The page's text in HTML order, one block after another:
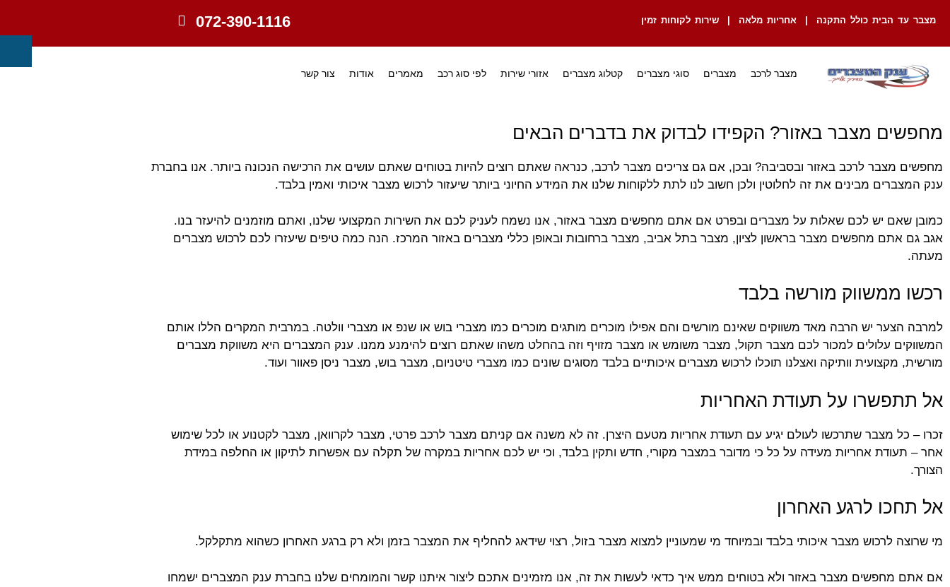
מצבר עד הבית כולל התקנה | אחריות מלאה | שירות לקוחות זמין 072-390-1116
מצבר לרכב מצברים סוגי מצברים קטלוג מצברים אזורי שירות לפי סוג רכב מאמרים אודות צור קשר
מחפשים מצבר באזור? הקפידו לבדוק את בדברים הבאים
מחפשים מצבר לרכב באזור ובסביבה? ובכן, אם גם צריכים מצבר לרכב, כנראה שאתם רוצים להיות בטוחים שאתם עושים את הרכישה הנכונה ביותר. אנו בחברת
ענק המצברים מבינים את זה לחלוטין ולכן חשוב לנו לתת ללקוחות שלנו את המידע החיוני ביותר שיעזור לרכוש מצבר איכותי ואמין בלבד.
כמובן שאם יש לכם שאלות על מצברים ובפרט אם אתם מחפשים מצבר באזור, אנו נשמח לעניק לכם את השירות המקצועי שלנו, ואתם מוזמנים להיעזר בנו.
אגב גם אתם מחפשים מצבר בראשון לציון, מצבר בתל אביב, מצבר ברחובות ובאופן כללי מצברים באזור המרכז. הנה כמה טיפים שיעזרו לכם לרכוש מצברים
מעתה.
רכשו ממשווק מורשה בלבד
למרבה הצער יש הרבה מאד משווקים שאינם מורשים והם אפילו מוכרים מותגים מוכרים כמו מצברי בוש או שנפ או מצברי וולטה. במרבית המקרים הללו אותם
המשווקים עלולים למכור לכם מצבר תקול, מצבר משומש או מצבר מזויף וזה בהחלט משהו שאתם רוצים להימנע ממנו. ענק המצברים היא משווקת מצברים
מורשית, מקצועית וותיקה ואצלנו תוכלו לרכוש מצברים איכותיים בלבד מסוגים שונים כמו מצברי טיטניום, מצבר בוש, מצבר ניסן פאוור ועוד.
אל תתפשרו על תעודת האחריות
זכרו – כל מצבר שתרכשו לעולם יגיע עם תעודת אחריות מטעם היצרן. זה לא משנה אם קניתם מצבר לרכב פרטי, מצבר לקרוואן, מצבר לקטנוע או לכל שימוש
אחר – תעודת אחריות מעידה על כל כי מדובר במצבר מקורי, חדש ותקין בלבד, וכי יש לכם אחריות במקרה של תקלה עם אפשרות לתיקון או החלפה במידת
הצורך.
אל תחכו לרגע האחרון
מי שרוצה לרכוש מצבר איכותי בלבד ובמיוחד מי שמעוניין למצוא מצבר בזול, רצוי שידאג להחליף את המצבר בזמן ולא רק ברגע האחרון כשהוא מתקלקל.
אם אתם מחפשים מצבר באזור ולא בטוחים ממש איך כדאי לעשות את זה, אנו מזמינים אתכם ליצור איתנו קשר והמומחים שלנו בחברת ענק המצברים ישמחו